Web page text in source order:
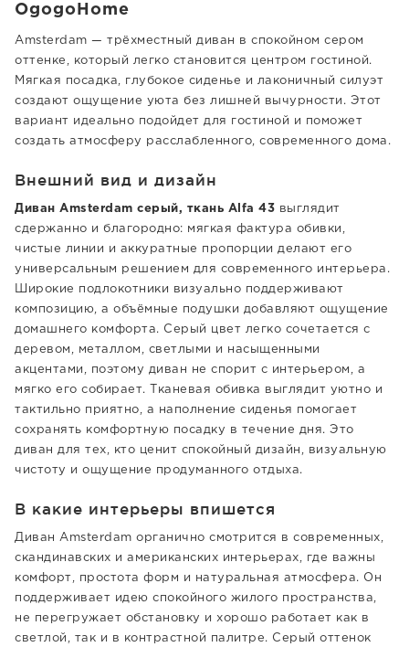
OgogoHome
Amsterdam — трёхместный диван в спокойном сером
оттенке, который легко становится центром гостиной.
Мягкая посадка, глубокое сиденье и лаконичный силуэт
создают ощущение уюта без лишней вычурности. Этот
вариант идеально подойдет для гостиной и поможет
создать атмосферу расслабленного, современного дома.
Внешний вид и дизайн
Диван Amsterdam серый, ткань Alfa 43 выглядит
сдержанно и благородно: мягкая фактура обивки,
чистые линии и аккуратные пропорции делают его
универсальным решением для современного интерьера.
Широкие подлокотники визуально поддерживают
композицию, а объёмные подушки добавляют ощущение
домашнего комфорта. Серый цвет легко сочетается с
деревом, металлом, светлыми и насыщенными
акцентами, поэтому диван не спорит с интерьером, а
мягко его собирает. Тканевая обивка выглядит уютно и
тактильно приятно, а наполнение сиденья помогает
сохранять комфортную посадку в течение дня. Это
диван для тех, кто ценит спокойный дизайн, визуальную
чистоту и ощущение продуманного отдыха.
В какие интерьеры впишется
Диван Amsterdam органично смотрится в современных,
скандинавских и американских интерьерах, где важны
комфорт, простота форм и натуральная атмосфера. Он
поддерживает идею спокойного жилого пространства,
не перегружает обстановку и хорошо работает как в
светлой, так и в контрастной палитре. Серый оттенок